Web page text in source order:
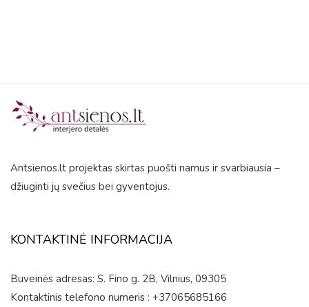
Antsienos.lt projektas skirtas puošti namus ir svarbiausia –
džiuginti jų svečius bei gyventojus.
KONTAKTINĖ INFORMACIJA
Buveinės adresas: S. Fino g. 2B, Vilnius, 09305
Kontaktinis telefono numeris : +37065685166